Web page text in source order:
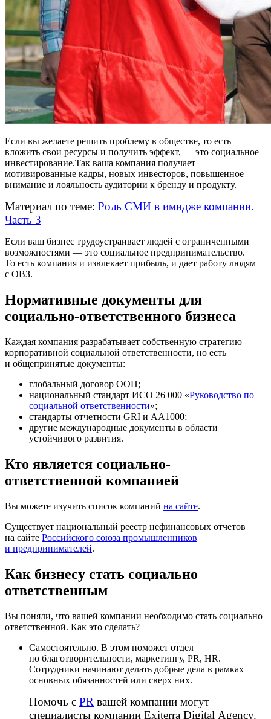
Если вы желаете решить проблему в обществе, то есть
вложить свои ресурсы и получить эффект, — это социальное
инвестирование.Так ваша компания получает
мотивированные кадры, новых инвесторов, повышенное
внимание и лояльность аудитории к бренду и продукту.
Материал по теме: Роль СМИ в имидже компании.
Часть 3
Если ваш бизнес трудоустраивает людей с ограниченными
возможностями — это социальное предпринимательство.
То есть компания и извлекает прибыль, и дает работу людям
с ОВЗ.
Нормативные документы для
социально-ответственного бизнеса
Каждая компания разрабатывает собственную стратегию
корпоративной социальной ответственности, но есть
и общепринятые документы:
глобальный договор ООН;
национальный стандарт ИСО 26 000 «Руководство по
социальной ответственности»;
стандарты отчетности GRI и АА1000;
другие международные документы в области
устойчивого развития.
Кто является социально-
ответственной компанией
Вы можете изучить список компаний на сайте.
Существует национальный реестр нефинансовых отчетов
на сайте Российского союза промышленников
и предпринимателей.
Как бизнесу стать социально
ответственным
Вы поняли, что вашей компании необходимо стать социально
ответственной. Как это сделать?
Самостоятельно. В этом поможет отдел
по благотворительности, маркетингу, PR, HR.
Сотрудники начинают делать добрые дела в рамках
основных обязанностей или сверх них.
Помочь с PR вашей компании могут
специалисты компании Exiterra Digital Agency.